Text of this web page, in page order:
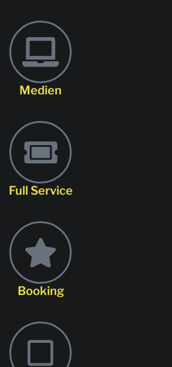
Medien
Full Service
Booking